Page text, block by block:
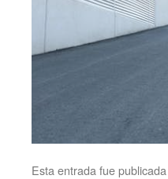
Esta entrada fue